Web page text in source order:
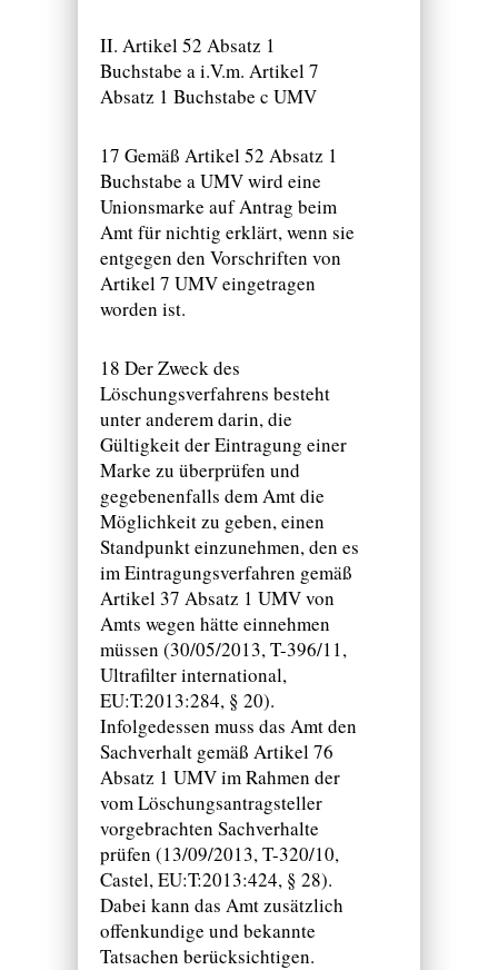
II. Artikel 52 Absatz 1
Buchstabe a i.V.m. Artikel 7
Absatz 1 Buchstabe c UMV
17 Gemäß Artikel 52 Absatz 1
Buchstabe a UMV wird eine
Unionsmarke auf Antrag beim
Amt für nichtig erklärt, wenn sie
entgegen den Vorschriften von
Artikel 7 UMV eingetragen
worden ist.
18 Der Zweck des
Löschungsverfahrens besteht
unter anderem darin, die
Gültigkeit der Eintragung einer
Marke zu überprüfen und
gegebenenfalls dem Amt die
Möglichkeit zu geben, einen
Standpunkt einzunehmen, den es
im Eintragungsverfahren gemäß
Artikel 37 Absatz 1 UMV von
Amts wegen hätte einnehmen
müssen (30/05/2013, T-396/11,
Ultrafilter international,
EU:T:2013:284, § 20).
Infolgedessen muss das Amt den
Sachverhalt gemäß Artikel 76
Absatz 1 UMV im Rahmen der
vom Löschungsantragsteller
vorgebrachten Sachverhalte
prüfen (13/09/2013, T-320/10,
Castel, EU:T:2013:424, § 28).
Dabei kann das Amt zusätzlich
offenkundige und bekannte
Tatsachen berücksichtigen.